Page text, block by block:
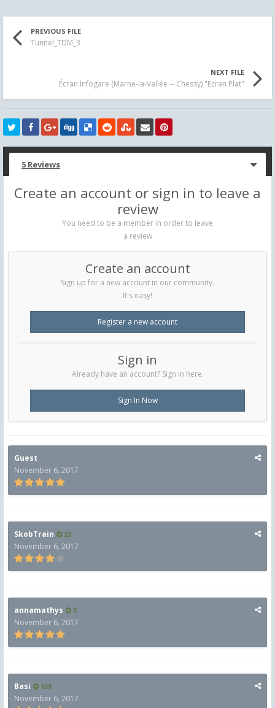
PREVIOUS FILE
Tunnel_TDM_3
NEXT FILE
Écran Infogare (Marne-la-Vallée -- Chessy) "Ecran Plat"
5 Reviews
Create an account or sign in to leave a
review
You need to be a member in order to leave
a review
Create an account
Sign up for a new account in our community.
It's easy!
Register a new account
Sign in
Already have an account? Sign in here.
Sign In Now
Guest
November 6, 2017
SkobTrain 23
November 6, 2017
annamathys 3
November 6, 2017
Basi 158
November 6, 2017